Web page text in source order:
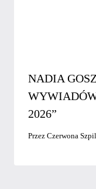
NADIA
2026”
Przez Czerwona